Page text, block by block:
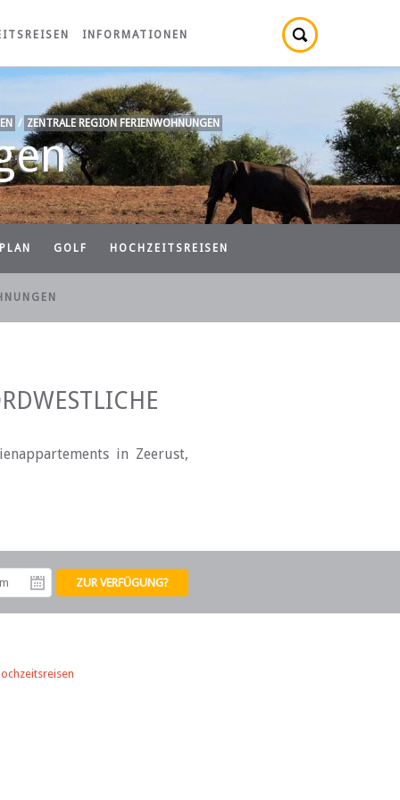
INFORMATIONEN
/ ZENTRALE REGION FERIENWOHNUNGEN
GOLF HOCHZEITSREISEN
in Zeerust,